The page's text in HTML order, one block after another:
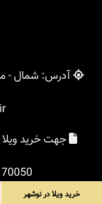
آدرس: شمال -
جهت خرید
خرید ویلا در نوشهر